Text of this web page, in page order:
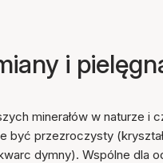
i
minerałów w naturze
być przezroczysty
dymny). Wspólne dla